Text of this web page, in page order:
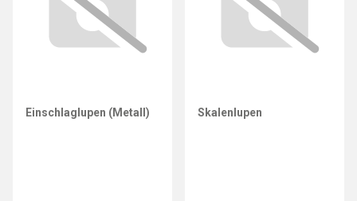
Einschlaglupen (Metall) Skalenlupen